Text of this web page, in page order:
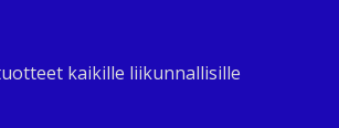
kaikille liikunnallisille